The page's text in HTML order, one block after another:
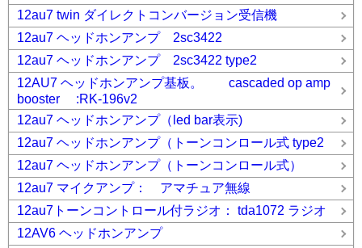
12au7 twin ダイレクトコンバージョン受信機
12au7 ヘッドホンアンプ 2sc3422
12au7 ヘッドホンアンプ 2sc3422 type2
12AU7 ヘッドホンアンプ基板。 cascaded op amp
booster :RK-196v2
12au7 ヘッドホンアンプ（led bar表示)
12au7 ヘッドホンアンプ（トーンコンロール式 type2
12au7 ヘッドホンアンプ（トーンコンロール式）
12au7 マイクアンプ： アマチュア無線
12au7トーンコントロール付ラジオ： tda1072 ラジオ
12AV6 ヘッドホンアンプ